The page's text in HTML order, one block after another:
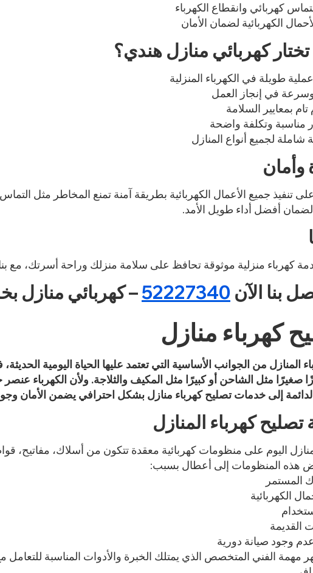
كهربائي وانقطاع الكهرباء
الكهربائية لضمان الأمان
تختار كهربائي منازل هندي؟
طويلة في الكهرباء المنزلية
في إنجاز العمل
بمعايير السلامة
مناسبة وتكلفة واضحة
لجميع أنواع المنازل
وأمان
تنفيذ جميع الأعمال الكهربائية بطريقة آمنة تمنع المخاطر مثل
أفضل أداء طويل الأمد.
كهرباء منزلية موثوقة تحافظ على سلامة منزلك وراحة أسرتك، مع
بنا الآن 52227340– كهربائي منازل
كهرباء منازل
المنازل من الجوانب الأساسية التي تعتمد عليها الحياة اليومية
صغيرًا مثل الشاحن أو كبيرًا مثل المكيف والثلاجة. ولأن الكهرباء
إلى خدمات تصليح كهرباء منازل بشكل احترافي يضمن الأمان
تصليح كهرباء المنازل
اليوم على منظومات كهربائية معقدة تتكون من أسلاك، مفاتيح،
هذه المنظومات إلى أعطال بسبب:
المستمر
الكهربائية
القديمة
وجود صيانة دورية
مهمة الفني المتخصص الذي يمتلك الخبرة والأدوات المناسبة